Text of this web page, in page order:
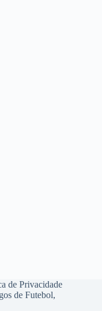
de Privacidade
de Futebol,